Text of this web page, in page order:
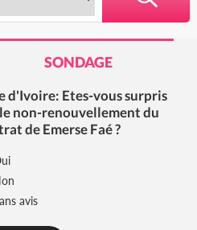
SONDAGE
d'Ivoire: Etes-vous surpris
non-renouvellement du
de Emerse Faé ?
avis